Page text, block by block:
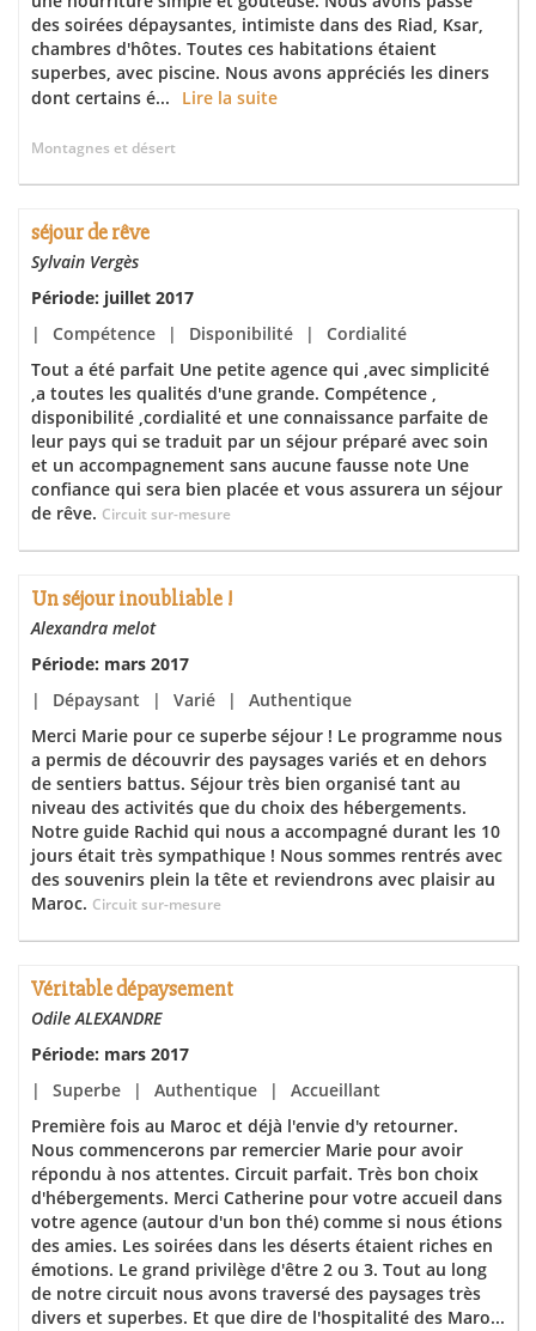
des soirées dépaysantes, intimiste dans des Riad, Ksar,
chambres d'hôtes. Toutes ces habitations étaient
superbes, avec piscine. Nous avons appréciés les diners
dont certains é...
Lire la suite
Montagnes et désert
séjour de rêve
Sylvain Vergès
Période: juillet 2017
|
Compétence | Disponibilité |
Cordialité
Tout a été parfait Une petite agence qui ,avec simplicité
,a toutes les qualités d'une grande. Compétence ,
disponibilité ,cordialité et une connaissance parfaite de
leur pays qui se traduit par un séjour préparé avec soin
et un accompagnement sans aucune fausse note Une
confiance qui sera bien placée et vous assurera un séjour
de rêve. Circuit sur-mesure
Un séjour inoubliable !
Alexandra melot
Période: mars 2017
|
Dépaysant | Varié |
Authentique
Merci Marie pour ce superbe séjour ! Le programme nous
a permis de découvrir des paysages variés et en dehors
de sentiers battus. Séjour très bien organisé tant au
niveau des activités que du choix des hébergements.
Notre guide Rachid qui nous a accompagné durant les 10
jours était très sympathique ! Nous sommes rentrés avec
des souvenirs plein la tête et reviendrons avec plaisir au
Maroc. Circuit sur-mesure
Véritable dépaysement
Odile ALEXANDRE
Période: mars 2017
|
Superbe | Authentique |
Accueillant
Première fois au Maroc et déjà l'envie d'y retourner.
Nous commencerons par remercier Marie pour avoir
répondu à nos attentes. Circuit parfait. Très bon choix
d'hébergements. Merci Catherine pour votre accueil dans
votre agence (autour d'un bon thé) comme si nous étions
des amies. Les soirées dans les déserts étaient riches en
émotions. Le grand privilège d'être 2 ou 3. Tout au long
de notre circuit nous avons traversé des paysages très
divers et superbes. Et que dire de l'hospitalité des Maro...